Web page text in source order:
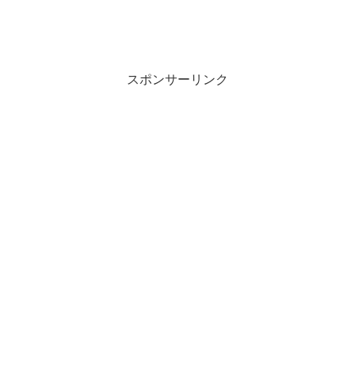
スポンサーリンク